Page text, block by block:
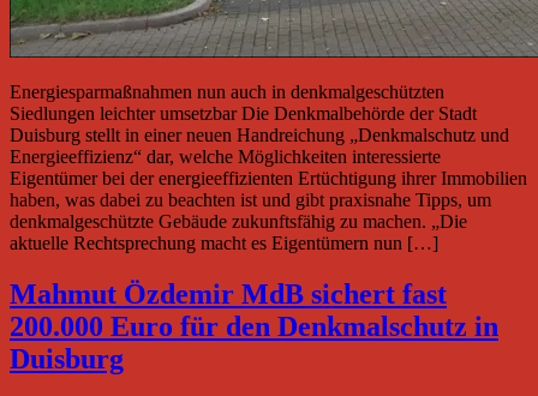
Energiesparmaßnahmen nun auch in denkmalgeschützten
Siedlungen leichter umsetzbar Die Denkmalbehörde der Stadt
Duisburg stellt in einer neuen Handreichung „Denkmalschutz und
Energieeffizienz“ dar, welche Möglichkeiten interessierte
Eigentümer bei der energieeffizienten Ertüchtigung ihrer Immobilien
haben, was dabei zu beachten ist und gibt praxisnahe Tipps, um
denkmalgeschützte Gebäude zukunftsfähig zu machen. „Die
aktuelle Rechtsprechung macht es Eigentümern nun […]
Mahmut Özdemir MdB sichert fast
200.000 Euro für den Denkmalschutz in
Duisburg